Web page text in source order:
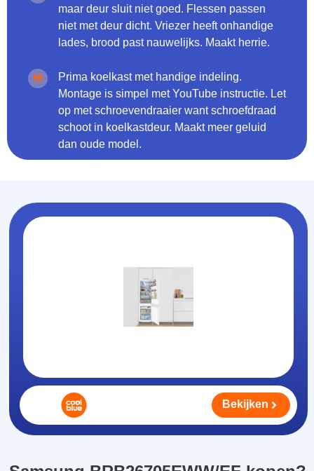
maar deur sluit niet goed. Flessen passen
niet met deur dicht. Vriezer heeft onhandige
lades, brood past nauwelijks. Maakt herrie.
Prima koelkast met handige indeling.
Montage is simpel met YouTube instructie. Let
op met schroevendraaier want schroefdraad
schoot in koelkastdeur. Maakt meer geluid
dan oude model.
Bekijken